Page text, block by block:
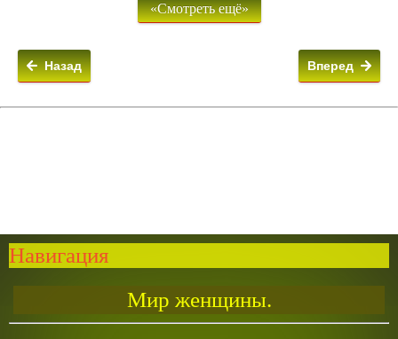
«Смотреть ещё»
Вперед
Назад
Навигация
Мир женщины.